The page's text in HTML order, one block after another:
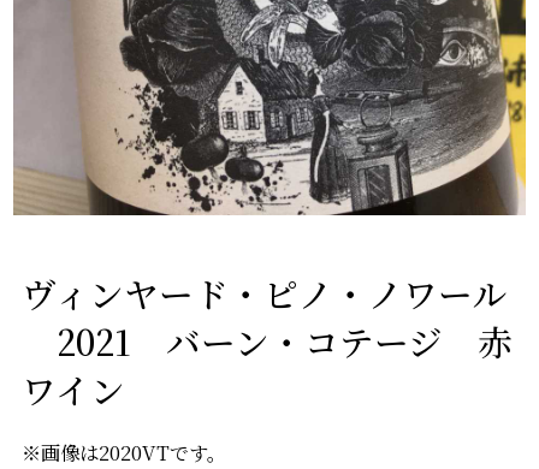
ヴィンヤード・ピノ・ノワール
2021 バーン・コテージ 赤
ワイン
※画像は2020VTです。